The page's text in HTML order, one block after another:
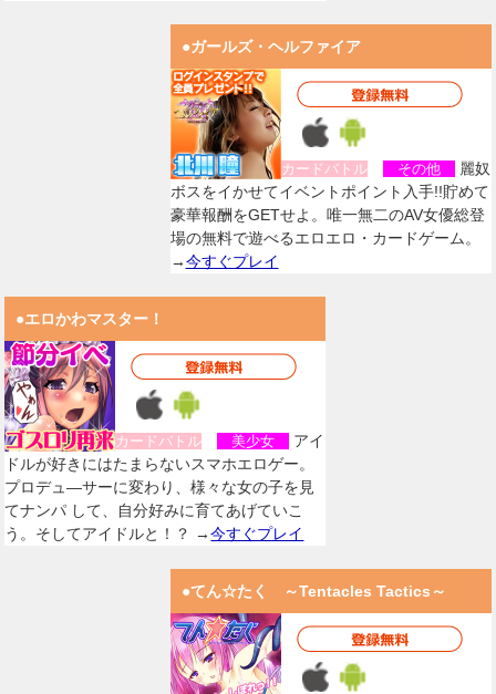
●ガールズ・ヘルファイア
カードバトル その他
麗奴
ボスをイかせてイベントポイント入手!!貯めて
豪華報酬をGETせよ。唯一無二のAV女優総登
場の無料で遊べるエロエロ・カードゲーム。
→今すぐプレイ
●エロかわマスター！
カードバトル 美少女
アイ
ドルが好きにはたまらないスマホエロゲー。
プロデュ―サーに変わり、様々な女の子を見
てナンパ して、自分好みに育てあげていこ
う。そしてアイドルと！？ →今すぐプレイ
●てん☆たく ～Tentacles Tactics～